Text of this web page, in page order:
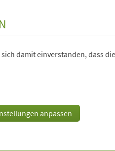
damit einverstanden, dass
anpassen